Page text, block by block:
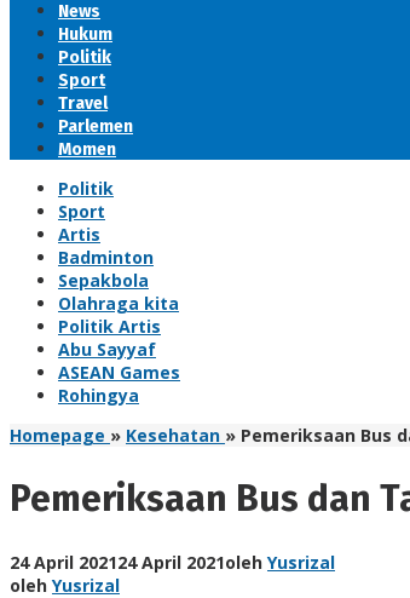
News
Hukum
Politik
Sport
Travel
Parlemen
Momen
Politik
Sport
Artis
Badminton
Sepakbola
Olahraga kita
Politik Artis
Abu Sayyaf
ASEAN Games
Rohingya
Homepage » Kesehatan » Pemeriksaan Bus
Pemeriksaan Bus dan
24 April 202124 April 2021oleh Yusrizal
oleh Yusrizal